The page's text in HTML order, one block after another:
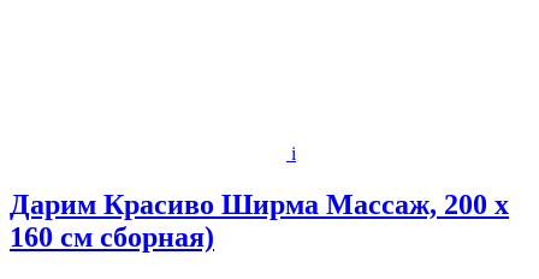
i
Дарим Красиво Ширма Массаж, 200 х
160 см сборная)